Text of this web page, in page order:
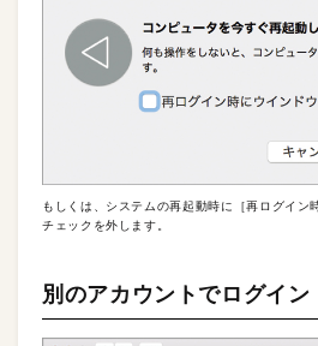
もしくは、システムの再起動時に［再ログイン
チェックを外します。
別のアカウントでログイン